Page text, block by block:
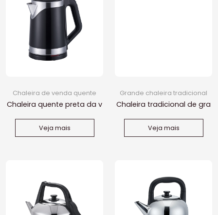
Chaleira de venda quente
Chaleira quente preta da v
Veja mais
Grande chaleira tradicional
Chaleira tradicional de gra
Veja mais